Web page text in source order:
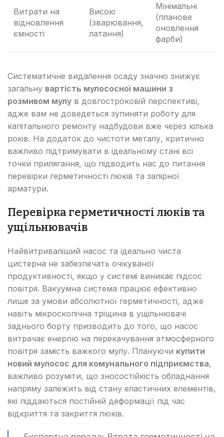
Витрати на
відновлення
ємності
Високі
(зварювання,
латання)
Мінімальні
(планове
оновлення
фарби)
Систематичне видалення осаду значно знижує
загальну вартість мулососної машини з
розмивом мулу в довгостроковій перспективі,
адже вам не доведеться зупиняти роботу для
капітального ремонту надбудови вже через кілька
років. На додаток до чистоти металу, критично
важливо підтримувати в ідеальному стані всі
точки прилягання, що підводить нас до питання
перевірки герметичності люків та запірної
арматури.
Перевірка герметичності люків та
ущільнювачів
Найвитриваліший насос та ідеально чиста
цистерна не забезпечать очікуваної
продуктивності, якщо у системі виникає підсос
повітря. Вакуумна система працює ефективно
лише за умови абсолютної герметичності, адже
навіть мікроскопічна тріщина в ущільнювачі
заднього борту призводить до того, що насос
витрачає енергію на перекачування атмосферного
повітря замість важкого мулу. Плануючи купити
новий мулосос для комунального підприємства,
важливо розуміти, що зносостійкість обладнання
напряму залежить від стану еластичних елементів,
які піддаються постійній деформації під час
відкриття та закриття люків.